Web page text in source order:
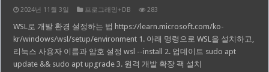
2024년 11월 3일 프로그래밍+DB 283
WSL로 개발 환경 설정하는 법 https://learn.microsoft.com/ko-
kr/windows/wsl/setup/environment 1. 아래 명령으로 WSL을 설치하고,
리눅스 사용자 이름과 암호 설정 wsl --install 2. 업데이트 sudo apt
update && sudo apt upgrade 3. 원격 개발 확장 팩 설치